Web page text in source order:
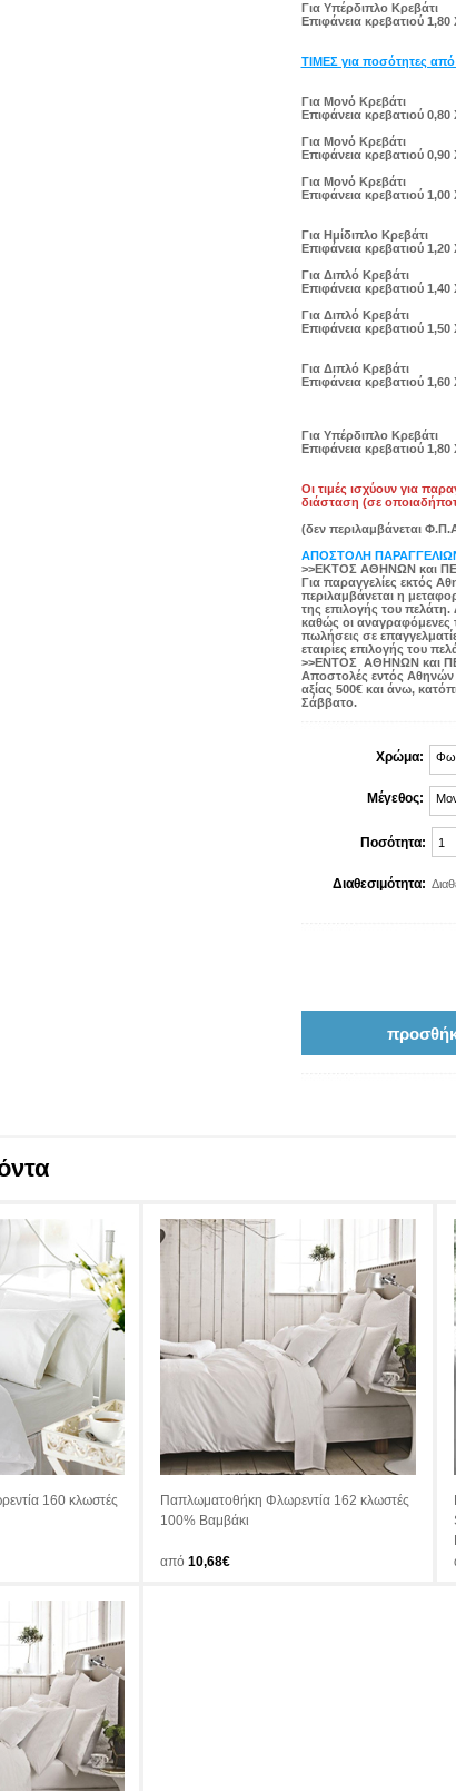
Για Υπέρδιπλο Κρεβάτι
Eπιφάνεια κρεβατιού
ΤΙΜΕΣ για ποσότητες από
Για Μονό Κρεβάτι
Eπιφάνεια κρεβατιού
Για Μονό Κρεβάτι
Eπιφάνεια κρεβατιού
Για Μονό Κρεβάτι
Eπιφάνεια κρεβατιού
Για Ημίδιπλο Κρεβάτι
Eπιφάνεια κρεβατιού
Για Διπλό Κρεβάτι
Eπιφάνεια κρεβατιού
Για Διπλό Κρεβάτι
Eπιφάνεια κρεβατιού
Για Διπλό Κρεβάτι
Eπιφάνεια κρεβατιού
Για Υπέρδιπλο Κρεβάτι
Eπιφάνεια κρεβατιού
Οι τιμές ισχύουν για
διάσταση (σε
(δεν περιλαμβάνεται
ΑΠΟΣΤΟΛΗ
>>ΕΚΤΟΣ ΑΘΗΝΩΝ και
Για παραγγελίες εκτός
περιλαμβάνεται η
της επιλογής του
καθώς οι αναγραφόμενες
πωλήσεις σε
εταιρίες επιλογής του
>>ΕΝΤΟΣ ΑΘΗΝΩΝ και
Αποστολές εντός Αθηνών
αξίας 500€ και άνω,
Σάββατο.
Χρώμα:
Μέγεθος:
Ποσότητα:
Διαθεσιμότητα:
160 κλωστές
Παπλωματοθήκη Φλωρεντία 162 κλωστές
100% Βαμβάκι
από 10,68€